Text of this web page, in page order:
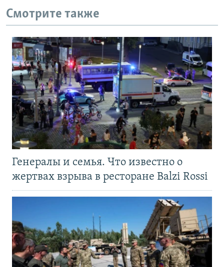
Смотрите также
Генералы и семья. Что известно о
жертвах взрыва в ресторане Balzi Rossi